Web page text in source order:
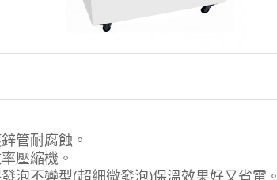
管耐腐蝕。
壓縮機。
泡不變型(超細微發泡)保溫效果好又省電。